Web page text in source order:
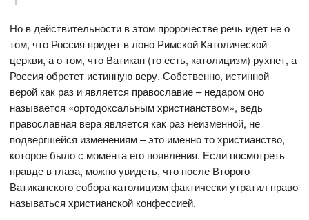
Но в действительности в этом пророчестве речь идет не о
том, что Россия придет в лоно Римской Католической
церкви, а о том, что Ватикан (то есть, католицизм) рухнет, а
Россия обретет истинную веру. Собственно, истинной
верой как раз и является православие – недаром оно
называется «ортодоксальным христианством», ведь
православная вера является как раз неизменной, не
подвергшейся изменениям – это именно то христианство,
которое было с момента его появления. Если посмотреть
правде в глаза, можно увидеть, что после Второго
Ватиканского собора католицизм фактически утратил право
называться христианской конфессией.